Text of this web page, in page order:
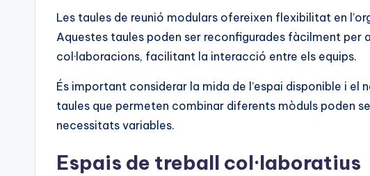
Les taules de reunió modulars ofereixen flexibilitat en
Aquestes taules poden ser reconfigurades fàcilment per
col·laboracions, facilitant la interacció entre els equips.
És important considerar la mida de l’espai disponible i el
taules que permeten combinar diferents mòduls poden
necessitats variables.
Espais de treball col·laboratius